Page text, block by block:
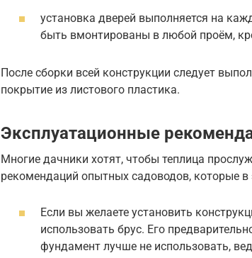
установка дверей выполняется на
быть вмонтированы в любой проём,
После сборки всей конструкции следует
покрытие из листового пластика.
Эксплуатационные
Многие дачники хотят, чтобы теплица
рекомендаций опытных садоводов, которые в
Если вы желаете установить
использовать брус. Его
фундамент лучше не использовать,